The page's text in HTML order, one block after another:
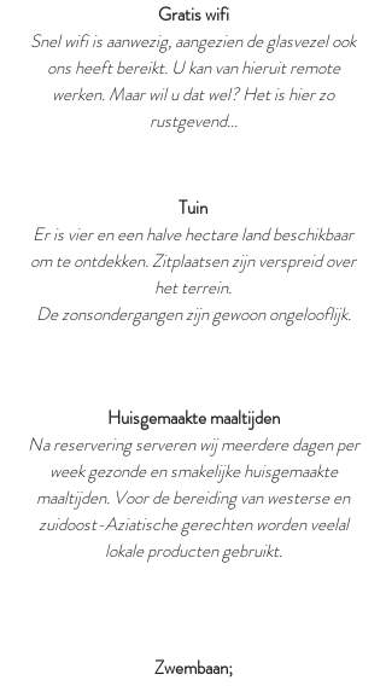
Gratis wifi
Snel wifi is aanwezig, aangezien de glasvezel ook
ons heeft bereikt. U kan van hieruit remote
werken. Maar wil u dat wel? Het is hier zo
rustgevend...
Tuin
Er is vier en een halve hectare land beschikbaar
om te ontdekken. Zitplaatsen zijn verspreid over
het terrein.
De zonsondergangen zijn gewoon ongelooflijk.
Huisgemaakte maaltijden
Na reservering serveren wij meerdere dagen per
week gezonde en smakelijke huisgemaakte
maaltijden. Voor de bereiding van westerse en
zuidoost-Aziatische gerechten worden veelal
lokale producten gebruikt.
Zwembaan;